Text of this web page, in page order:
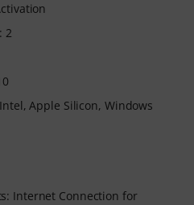
2
Apple Silicon, Windows
Internet Connection for